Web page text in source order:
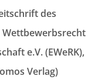
des
e.V. (EWeRK),
Verlag)